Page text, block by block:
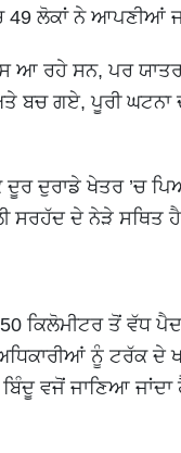
49 ਲੋਕਾਂ ਨੇ ਆਪਣੀਆਂ
ਆ ਰਹੇ ਸਨ, ਪਰ
ਗਏ, ਪੂਰੀ ਘਟਨਾ
ਦੂਰ ਦੁਰਾਡੇ ਖੇਤਰ ’ਚ
ਸਰਹੱਦ ਦੇ ਨੇੜੇ ਸਥਿਤ
ਕਿਲੋਮੀਟਰ ਤੋਂ ਵੱਧ
ਨੂੰ ਟਰੱਕ ਦੇ
ਵਜੋਂ ਜਾਣਿਆ ਜਾਂਦਾ